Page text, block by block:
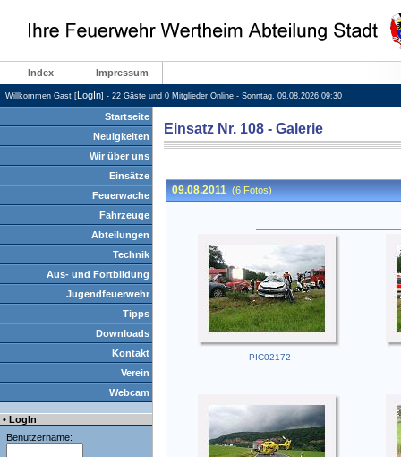
Index Impressum
Willkommen Gast [LogIn] - 22 Gäste und 0 Mitglieder Online - Sonntag, 09.08.2026 09:30
Startseite
Neuigkeiten
Wir über uns
Einsätze
Feuerwache
Fahrzeuge
Abteilungen
Technik
Aus- und Fortbildung
Jugendfeuerwehr
Tipps
Downloads
Kontakt
Verein
Webcam
• LogIn
Benutzername:
Einsatz Nr. 108 - Galerie